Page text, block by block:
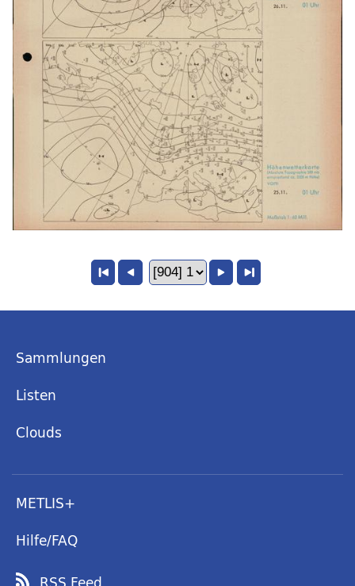
Sammlungen
Listen
Clouds
METLIS+
Hilfe/FAQ